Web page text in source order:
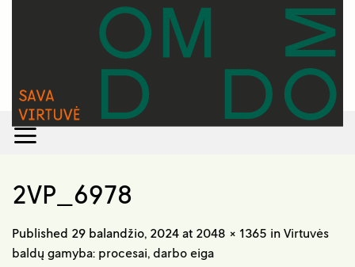
2VP_6978
Published 29 balandžio, 2024 at 2048 × 1365 in Virtuvės
baldų gamyba: procesai, darbo eiga